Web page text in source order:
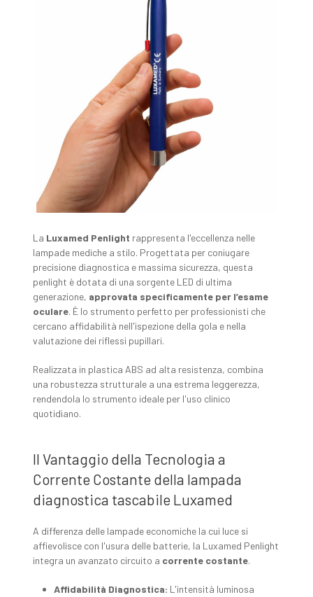
La Luxamed Penlight rappresenta l'eccellenza nelle
lampade mediche a stilo. Progettata per coniugare
precisione diagnostica e massima sicurezza, questa
penlight è dotata di una sorgente LED di ultima
generazione, approvata specificamente per l’esame
oculare. È lo strumento perfetto per professionisti che
cercano affidabilità nell'ispezione della gola e nella
valutazione dei riflessi pupillari.
Realizzata in plastica ABS ad alta resistenza, combina
una robustezza strutturale a una estrema leggerezza,
rendendola lo strumento ideale per l'uso clinico
quotidiano.
Il Vantaggio della Tecnologia a
Corrente Costante della lampada
diagnostica tascabile Luxamed
A differenza delle lampade economiche la cui luce si
affievolisce con l'usura delle batterie, la Luxamed Penlight
integra un avanzato circuito a corrente costante.
Affidabilità Diagnostica: L'intensità luminosa